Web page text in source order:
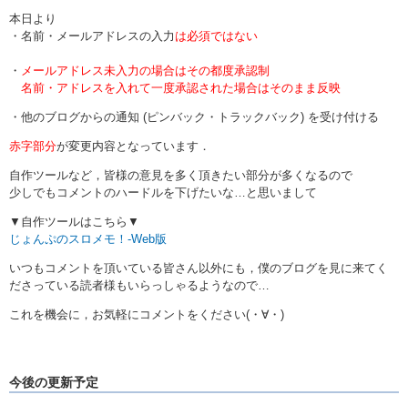
本日より
・名前・メールアドレスの入力 は必須ではない
・ メールアドレス未入力の場合はその都度承認制
名前・アドレスを入れて一度承認された場合はそのまま反映
・他のブログからの通知 (ピンバック・トラックバック) を受け付ける
赤字部分が変更内容となっています．
自作ツールなど，皆様の意見を多く頂きたい部分が多くなるので
少しでもコメントのハードルを下げたいな…と思いまして
▼自作ツールはこちら▼
じょんぷのスロメモ！-Web版
いつもコメントを頂いている皆さん以外にも，僕のブログを見に来てく
ださっている読者様もいらっしゃるようなので…
これを機会に，お気軽にコメントをください(・∀・)
今後の更新予定